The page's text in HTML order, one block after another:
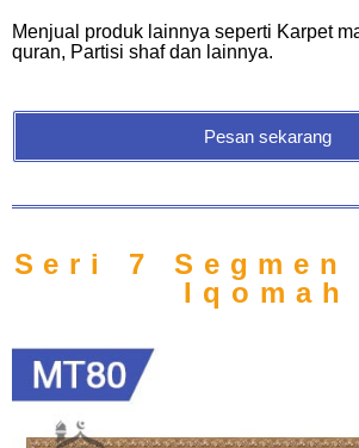
Menjual produk lainnya seperti Karpet
quran, Partisi shaf dan lainnya.
Pesan sekarang
Seri 7 Segmen
Iqomah